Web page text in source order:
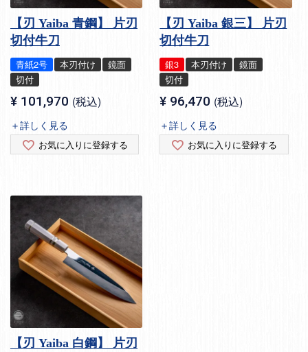
【刃 Yaiba 青鋼】 片刃
切付牛刀
青紙2号 本刃付け
鏡面
切付
¥ 101,970 税込
＋詳しく見る
お気に入りに登録する
【刃 Yaiba 銀三】 片刃
切付牛刀
銀3 本刃付け
鏡面
切付
¥ 96,470 税込
＋詳しく見る
お気に入りに登録する
【刃 Yaiba 白鋼】 片刃